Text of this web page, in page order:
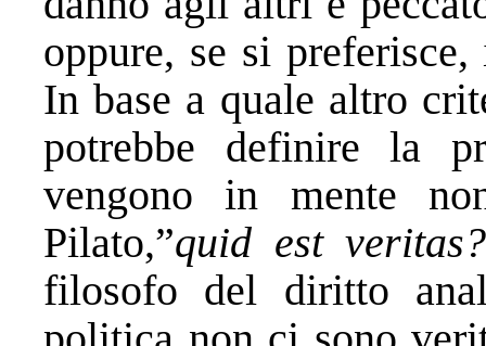
oppure, se si
In base a quale altro
potrebbe definire la
vengono in mente
Pilato,”quid est veritas?
filosofo del diritto